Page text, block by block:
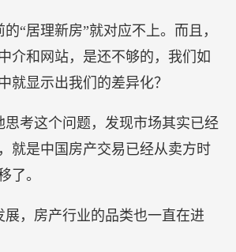
“居理新房”就对应不上。而且，
介和网站，是还不够的，我们如
就显示出我们的差异化？
思考这个问题，发现市场其实已经
就是中国房产交易已经从卖方时
了。
展，房产行业的品类也一直在进